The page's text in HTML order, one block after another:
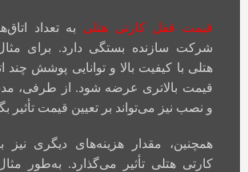
قیمت قفل کارتی هتلی به تعداد
شرکت سازنده بستگی دارد. برای
هتلی با کیفیت بالا و توانایی پوشش چند
قیمت بالاتری عرضه شود. از طرفی،
و نصب نیز می‌تواند بر تعیین قیمت تأثیر
همچنین، مقدار هزینه‌های دیگری
کارتی هتلی تأثیر می‌گذارد. به‌طور